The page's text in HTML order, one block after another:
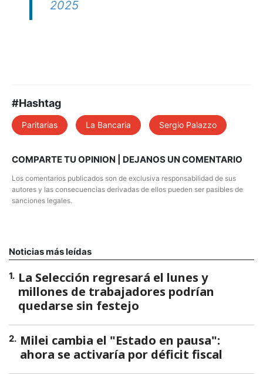
2025
#Hashtag
Paritarias La Bancaria Sergio Palazzo
COMPARTE TU OPINION | DEJANOS UN COMENTARIO
Los comentarios publicados son de exclusiva responsabilidad de sus
autores y las consecuencias derivadas de ellos pueden ser pasibles de
sanciones legales.
Noticias más leídas
1. La Selección regresará el lunes y
millones de trabajadores podrían
quedarse sin festejo
2. Milei cambia el "Estado en pausa":
ahora se activaría por déficit fiscal